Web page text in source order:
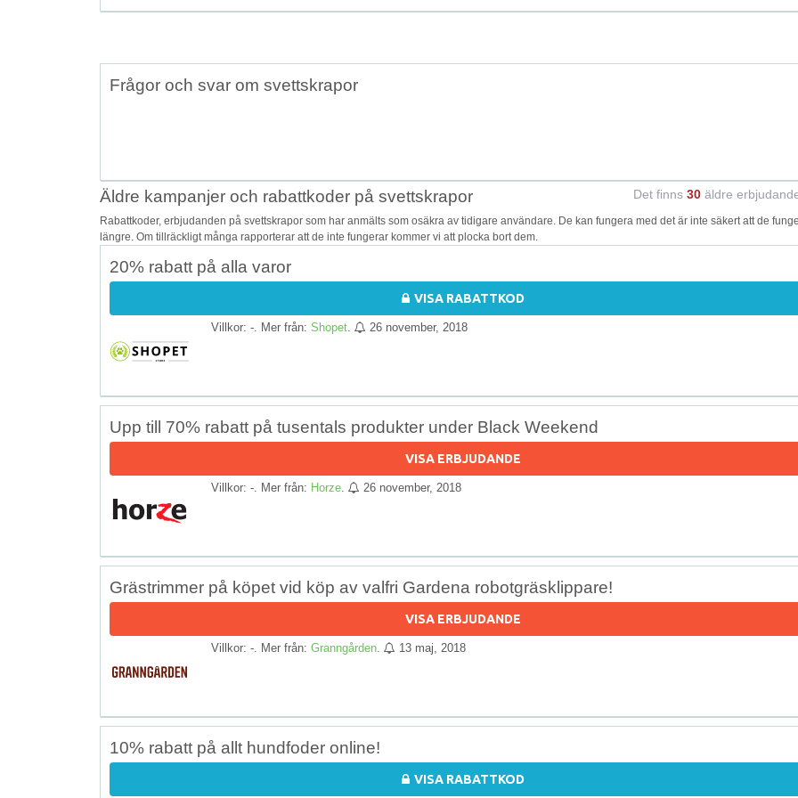
Frågor och svar om svettskrapor
Äldre kampanjer och rabattkoder på svettskrapor Det finns 30 äldre
Rabattkoder, erbjudanden på svettskrapor som har anmälts som osäkra av tidigare användare. De kan fungera med det är inte säkert att de
längre. Om tillräckligt många rapporterar att de inte fungerar kommer vi att plocka bort dem.
20% rabatt på alla varor
VISA RABATTKOD
Villkor: -. Mer från: Shopet 26 november, 2018
Upp till 70% rabatt på tusentals produkter under Black Weekend
VISA ERBJUDANDE
Villkor: -. Mer från: Horze 26 november, 2018
Grästrimmer på köpet vid köp av valfri Gardena robotgräsklippare!
VISA ERBJUDANDE
Villkor: -. Mer från: Granngården 13 maj, 2018
10% rabatt på allt hundfoder online!
VISA RABATTKOD